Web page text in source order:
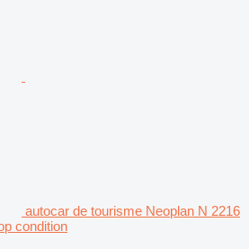
autocar de tourisme Neoplan N 2216
condition